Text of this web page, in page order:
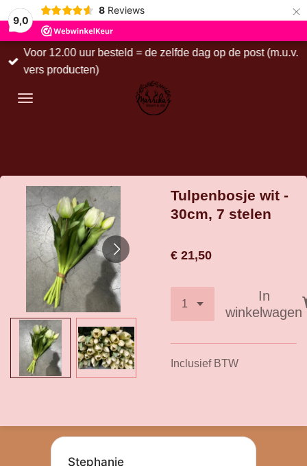
9,0
8 Reviews ×
Voor 12.00 uur besteld = de zelfde dag op de post (m.u.v.
vers producten)
Tulpenbosje wit -
30cm, 7 stelen
€ 21,50
In
winkelwagen
Inclusief BTW